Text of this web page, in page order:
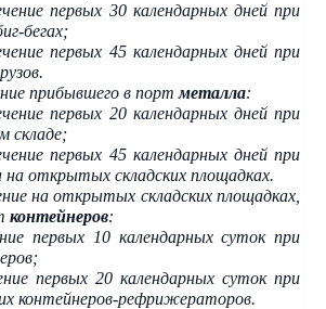
первых 30 календарных дней при
бегах;
первых 45календарных дней при
прибывшего в портметалла:
первых 20 календарных дней при
складе;
первых 45 календарных дней при
на открытых складских площадках.
на открытых складских площадках,
контейнеров:
первых 10 календарных суток при
первых 20 календарных суток при
контейнеров-рефрижераторов.